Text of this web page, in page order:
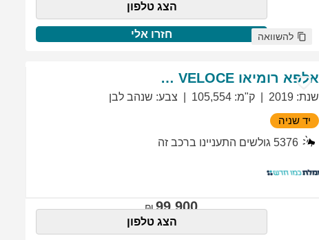
הצג טלפון
חזרו אלי להשוואה
אלפא רומיאו GIULIETTA VELOCE
שנת:
2019 ק"מ:
105,554 צבע: שנהב לבן
יד שניה
5376 גולשים התעניינו ברכב זה
99,900
הצג טלפון